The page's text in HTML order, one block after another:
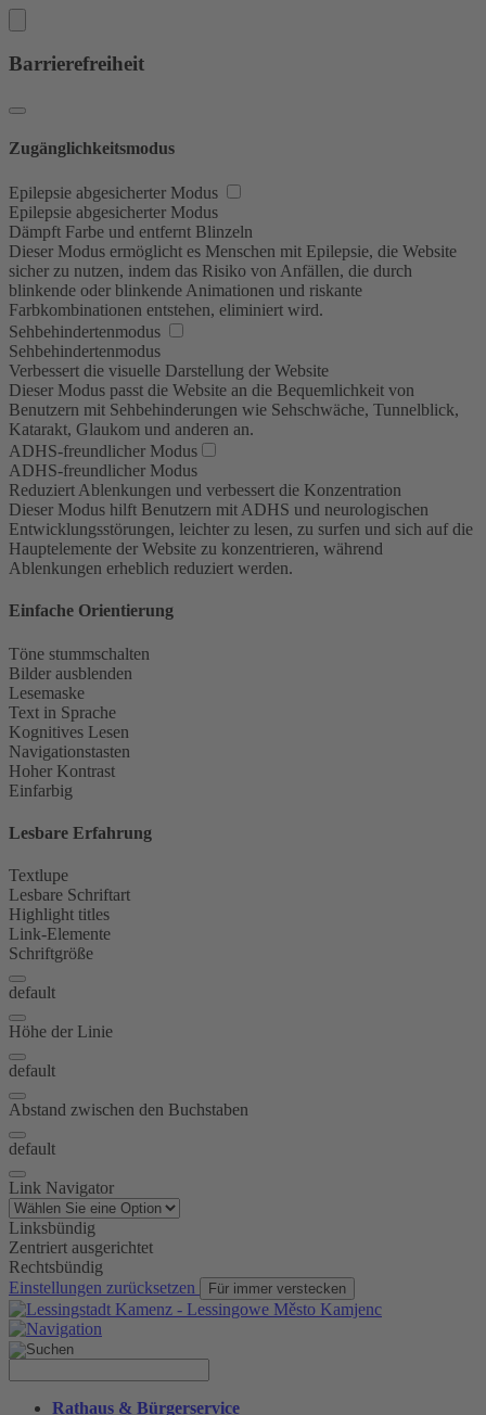
Barrierefreiheit
Zugänglichkeitsmodus
Epilepsie abgesicherter Modus
Epilepsie abgesicherter Modus
Dämpft Farbe und entfernt Blinzeln
Dieser Modus ermöglicht es Menschen mit Epilepsie, die Website
sicher zu nutzen, indem das Risiko von Anfällen, die durch
blinkende oder blinkende Animationen und riskante
Farbkombinationen entstehen, eliminiert wird.
Sehbehindertenmodus
Sehbehindertenmodus
Verbessert die visuelle Darstellung der Website
Dieser Modus passt die Website an die Bequemlichkeit von
Benutzern mit Sehbehinderungen wie Sehschwäche, Tunnelblick,
Katarakt, Glaukom und anderen an.
ADHS-freundlicher Modus
ADHS-freundlicher Modus
Reduziert Ablenkungen und verbessert die Konzentration
Dieser Modus hilft Benutzern mit ADHS und neurologischen
Entwicklungsstörungen, leichter zu lesen, zu surfen und sich auf die
Hauptelemente der Website zu konzentrieren, während
Ablenkungen erheblich reduziert werden.
Einfache Orientierung
Töne stummschalten
Bilder ausblenden
Lesemaske
Text in Sprache
Kognitives Lesen
Navigationstasten
Hoher Kontrast
Einfarbig
Lesbare Erfahrung
Textlupe
Lesbare Schriftart
Highlight titles
Link-Elemente
Schriftgröße
default
Höhe der Linie
default
Abstand zwischen den Buchstaben
default
Link Navigator
Linksbündig
Zentriert ausgerichtet
Rechtsbündig
Einstellungen zurücksetzen
Für immer verstecken
Rathaus & Bürgerservice